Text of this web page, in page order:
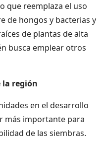
que reemplaza el uso
de hongos y bacterias y
de plantas de alta
busca emplear otros
la región
en el desarrollo
más importante para
de las siembras.